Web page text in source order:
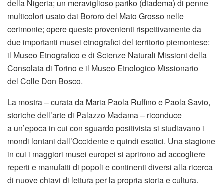
della Nigeria; un meraviglioso pariko (diadema) di penne
multicolori usato dai Bororo del Mato Grosso nelle
cerimonie; opere queste provenienti rispettivamente da
due importanti musei etnografici del territorio piemontese:
il Museo Etnografico e di Scienze Naturali Missioni della
Consolata di Torino e il Museo Etnologico Missionario
del Colle Don Bosco.
La mostra – curata da Maria Paola Ruffino e Paola Savio,
storiche dell’arte di Palazzo Madama – riconduce
a un’epoca in cui con sguardo positivista si studiavano i
mondi lontani dall’Occidente e quindi esotici. Una stagione
in cui i maggiori musei europei si aprirono ad accogliere
reperti e manufatti di popoli e continenti diversi alla ricerca
di nuove chiavi di lettura per la propria storia e cultura.